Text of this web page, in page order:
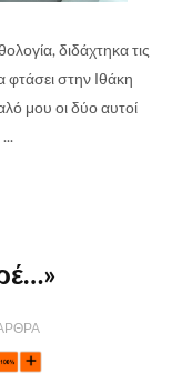
διδάχτηκα τις
στην Ιθάκη
μου οι δύο αυτοί